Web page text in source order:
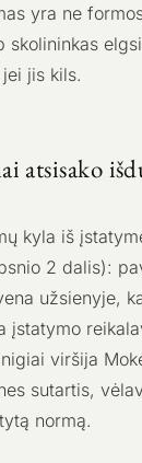
yra ne
skolininkas
jis kils.
atsisako
kyla iš
2 dalis):
užsienyje,
įstatymo
viršija
sutartis,
normą.